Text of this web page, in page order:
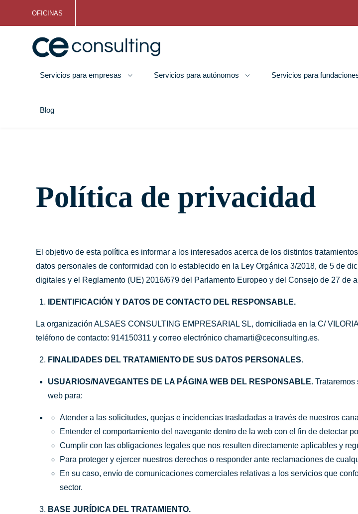
OFICINAS
Servicios para empresas Servicios para autónomos Servicios para
Blog
Política de privacidad
El objetivo de esta política es informar a los interesados acerca de los distintos
datos personales de conformidad con lo establecido en la Ley Orgánica 3/2018, de 5 de
digitales y el Reglamento (UE) 2016/679 del Parlamento Europeo y del Consejo de 27 de
IDENTIFICACIÓN Y DATOS DE CONTACTO DEL RESPONSABLE.
La organización ALSAES CONSULTING EMPRESARIAL SL, domiciliada en la C/
teléfono de contacto: 914150311 y correo electrónico chamarti@ceconsulting.es.
FINALIDADES DEL TRATAMIENTO DE SUS DATOS PERSONALES.
USUARIOS/NAVEGANTES DE LA PÁGINA WEB DEL RESPONSABLE. Trataremos
web para:
Atender a las solicitudes, quejas e incidencias trasladadas a través de nuestros
Entender el comportamiento del navegante dentro de la web con el fin de detectar
Cumplir con las obligaciones legales que nos resulten directamente aplicables y
Para proteger y ejercer nuestros derechos o responder ante reclamaciones de
En su caso, envío de comunicaciones comerciales relativas a los servicios que
sector.
BASE JURÍDICA DEL TRATAMIENTO.